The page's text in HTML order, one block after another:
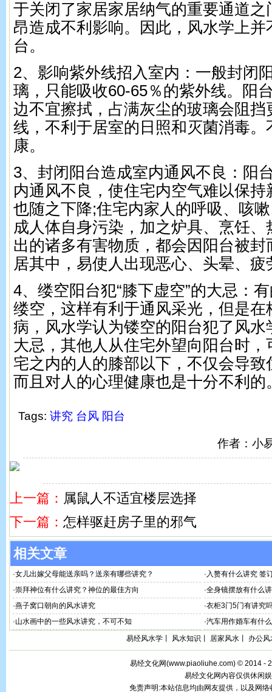
于关闭了家居家居纳气的重要通道之
昂造成不利影响。因此，风水学上
台。
2、影响紫外线招入室内：一般封闭
璃，只能吸收60-65％的紫外线。阳
边不宜擦拭，占满灰尘的玻璃会阻挡
线，不利于居室的日照和灭菌消毒。
康。
3、封闭阳台造成室内通风不良：阳
内通风不良，使住宅内空气难以保
也随之下降;住宅内家人的呼吸、咳
成人体自身污染，加之炉具、烹饪
出的诸多有害物质，都会因阳台被
居其中，易使人出现恶心、头晕、疲
4、缕空阳台犯“膝下虚空”的大忌：
缕空，这样有利于通风采光，但是在
病，风水学认为镂空的阳台犯了风水
大忌，其他人从住宅外望向阳台时
宅之内的人的膝部以下，不仅会导致
而且对人的心理健康也是十分不利的
Tags: 讲究 台风 阳台
作者：小
上一篇： 属鼠人不适宜楼层选择
下一篇： 怎样驱赶房子里的邪气
相关文章
·女儿出嫁父母能送亲吗？送亲有哪些讲究？ · 入赘有什么讲究 签
·崇拜神位有什么讲究？神位的最佳方向 ·全身镜摆放有什么
·燕子窝口朝向的风水讲究 ·衣柜3门5门有讲究
·山水画中的一些风水讲究，不可不知 ·汽车用作婚车有什
易经风水学
风水知识 居家风水 办公风
易经文化网(www.piaoliuhe.com) © 2014 -
易经文化网内容仅供休闲
免责声明:本站信息均由网友提供，以及网